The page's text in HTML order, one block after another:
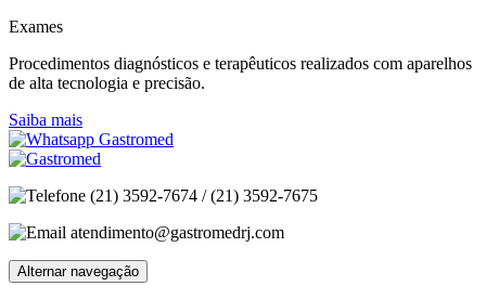
Exames
Procedimentos diagnósticos e terapêuticos realizados com aparelhos
de alta tecnologia e precisão.
Saiba mais
(21) 3592-7674 / (21) 3592-7675
atendimento@gastromedrj.com
Alternar navegação